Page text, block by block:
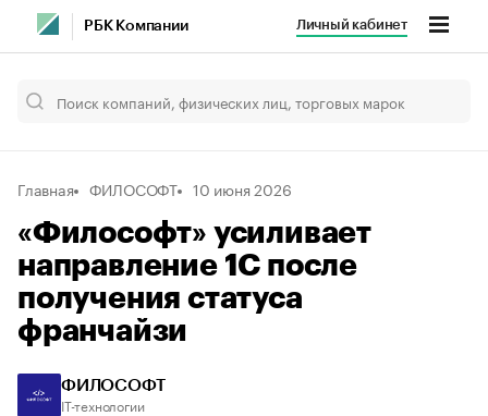
РБК Компании Личный кабинет
Главная ФИЛОСОФТ 10 июня 2026
«Философт» усиливает
направление 1С после
получения статуса
франчайзи
ФИЛОСОФТ
IT-технологии